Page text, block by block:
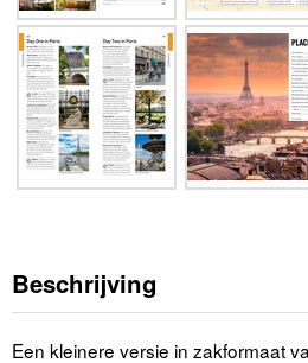
Beschrijving
Een kleinere versie in zakformaat